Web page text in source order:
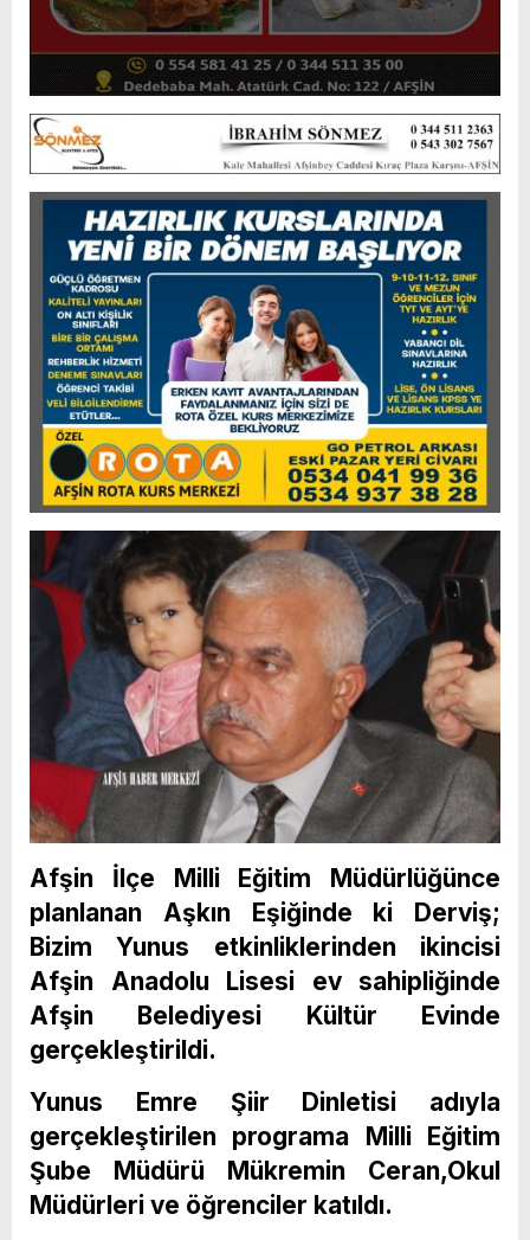
Afşin İlçe Milli Eğitim Müdürlüğünce
planlanan Aşkın Eşiğinde ki Derviş;
Bizim Yunus etkinliklerinden ikincisi
Afşin Anadolu Lisesi ev sahipliğinde
Afşin Belediyesi Kültür Evinde
gerçekleştirildi.
Yunus Emre Şiir Dinletisi adıyla
gerçekleştirilen programa Milli Eğitim
Şube Müdürü Mükremin Ceran,Okul
Müdürleri ve öğrenciler katıldı.